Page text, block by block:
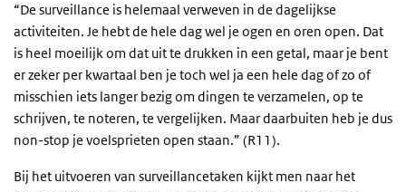
“De surveillance is helemaal verweven in de dagelijkse
activiteiten. Je hebt de hele dag wel je ogen en oren open. Dat
is heel moeilijk om dat uit te drukken in een getal, maar je bent
er zeker per kwartaal ben je toch wel ja een hele dag of zo of
misschien iets langer bezig om dingen te verzamelen, op te
schrijven, te noteren, te vergelijken. Maar daarbuiten heb je dus
non-stop je voelsprieten open staan.” (R11).
Bij het uitvoeren van surveillancetaken kijkt men naar het